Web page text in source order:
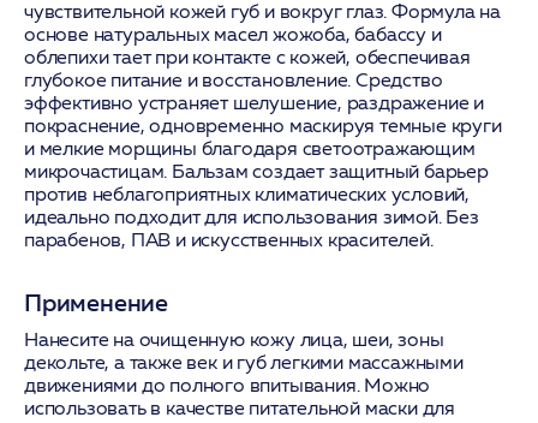
чувствительной кожей губ и вокруг глаз. Формула на
основе натуральных масел жожоба, бабассу и
облепихи тает при контакте с кожей, обеспечивая
глубокое питание и восстановление. Средство
эффективно устраняет шелушение, раздражение и
покраснение, одновременно маскируя темные круги
и мелкие морщины благодаря светоотражающим
микрочастицам. Бальзам создает защитный барьер
против неблагоприятных климатических условий,
идеально подходит для использования зимой. Без
парабенов, ПАВ и искусственных красителей.
Применение
Нанесите на очищенную кожу лица, шеи, зоны
декольте, а также век и губ легкими массажными
движениями до полного впитывания. Можно
использовать в качестве питательной маски для